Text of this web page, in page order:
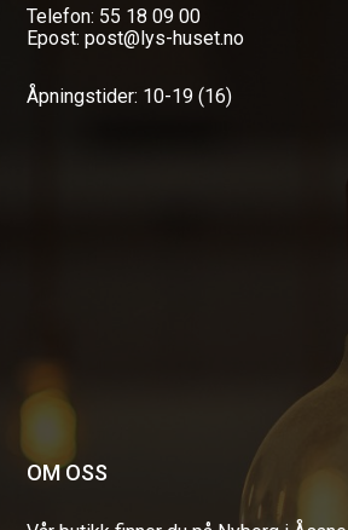
Telefon: 55 18 09 00
Epost: post@lys-huset.no
Åpningstider: 10-19 (16)
OM OSS